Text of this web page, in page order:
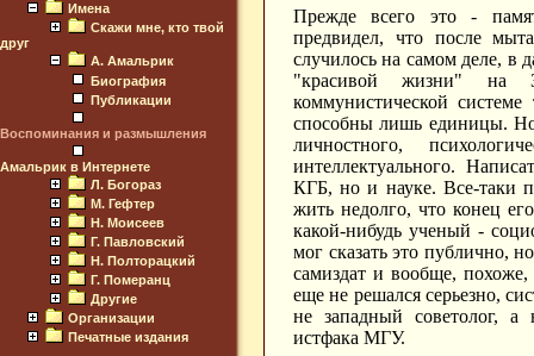
Имена
Скажи мне, кто твой
друг
А. Амальрик
Биография
Публикации
Воспоминания и размышления
Амальрик в Интернете
Л. Богораз
М. Гефтер
Н. Моисеев
Г. Павловский
Н. Полторацкий
Г. Померанц
Другие
Организации
Печатные издания
Прежде всего это -
предвидел, что после
случилось на самом деле, в
"красивой жизни" на
коммунистической
способны лишь единицы. Но
личностного,
интеллектуального.
КГБ, но и науке. Все-таки
жить недолго, что конец
какой-нибудь ученый -
мог сказать это публично,
самиздат и вообще,
еще не решался серьезно,
не западный советолог, а
истфака МГУ.